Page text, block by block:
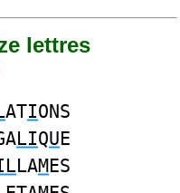
lettres
ATIONS
LIQUE
LAMES